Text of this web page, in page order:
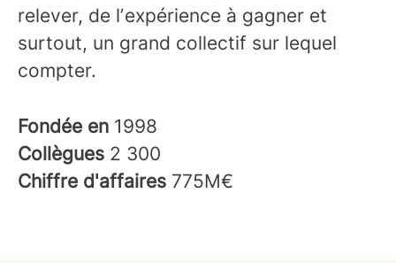
relever, de lʼexpérience à gagner et
surtout, un grand collectif sur lequel
compter.
Fondée en 1998
Collègues 2 300
Chiffre d'affaires 775M€